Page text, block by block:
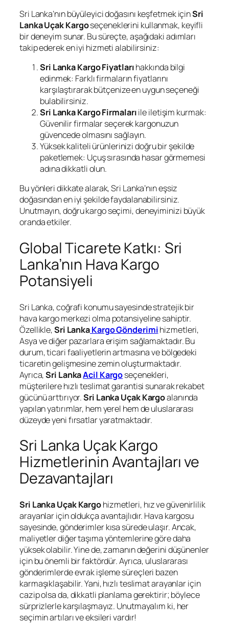
Sri Lanka’nın büyüleyici doğasını keşfetmek içinSri
Lanka Uçak Kargoseçeneklerini kullanmak, keyifli
bir deneyim sunar. Bu süreçte, aşağıdaki adımları
takip ederek en iyi hizmeti alabilirsiniz:
Sri Lanka Kargo Fiyatlarıhakkında bilgi
edinmek: Farklı firmaların fiyatlarını
karşılaştırarak bütçenize en uygun seçeneği
bulabilirsiniz.
Sri Lanka Kargo Firmalarıile iletişim kurmak:
Güvenilir firmalar seçerek kargonuzun
güvencede olmasını sağlayın.
Yüksek kaliteli ürünlerinizi doğru bir şekilde
paketlemek: Uçuş sırasında hasar görmemesi
adına dikkatli olun.
Bu yönleri dikkate alarak, Sri Lanka’nın eşsiz
doğasından en iyi şekilde faydalanabilirsiniz.
Unutmayın, doğru kargo seçimi, deneyiminizi büyük
oranda etkiler.
Global Ticarete Katkı: Sri
Lanka’nın Hava Kargo
Potansiyeli
Sri Lanka, coğrafi konumu sayesinde stratejik bir
hava kargo merkezi olma potansiyeline sahiptir.
Özellikle,Sri LankaKargo Gönderimihizmetleri,
Asya ve diğer pazarlara erişim sağlamaktadır. Bu
durum, ticari faaliyetlerin artmasına ve bölgedeki
ticaretin gelişmesine zemin oluşturmaktadır.
Ayrıca,Sri LankaAcil Kargoseçenekleri,
müşterilere hızlı teslimat garantisi sunarak rekabet
gücünü arttırıyor.Sri Lanka Uçak Kargoalanında
yapılan yatırımlar, hem yerel hem de uluslararası
düzeyde yeni fırsatlar yaratmaktadır.
Sri Lanka Uçak Kargo
Hizmetlerinin Avantajları ve
Dezavantajları
Sri Lanka Uçak Kargohizmetleri, hız ve güvenirlilik
arayanlar için oldukça avantajlıdır. Hava kargosu
sayesinde, gönderimler kısa sürede ulaşır. Ancak,
maliyetler diğer taşıma yöntemlerine göre daha
yüksek olabilir. Yine de, zamanın değerini düşünenler
için bu önemli bir faktördür. Ayrıca, uluslararası
gönderimlerde evrak işleme süreçleri bazen
karmaşıklaşabilir. Yani, hızlı teslimat arayanlar için
cazip olsa da, dikkatli planlama gerektirir; böylece
sürprizlerle karşılaşmayız. Unutmayalım ki, her
seçimin artıları ve eksileri vardır!